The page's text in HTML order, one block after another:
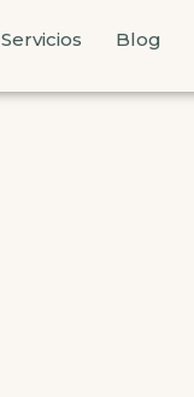
Servicios Blog